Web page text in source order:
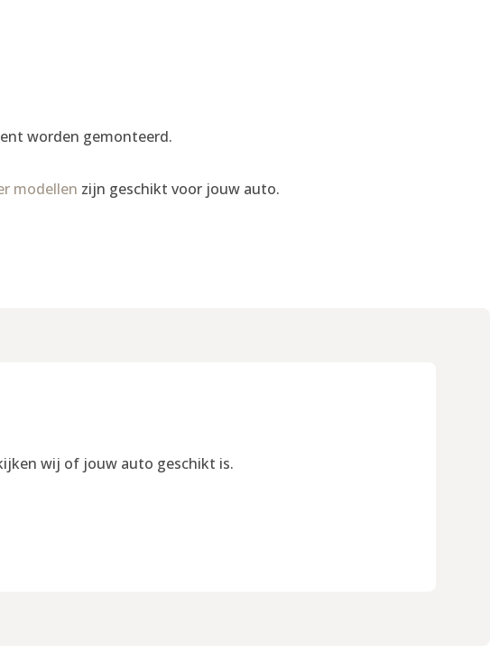
worden gemonteerd.
modellen zijn geschikt voor jouw auto.
wij of jouw auto geschikt is.